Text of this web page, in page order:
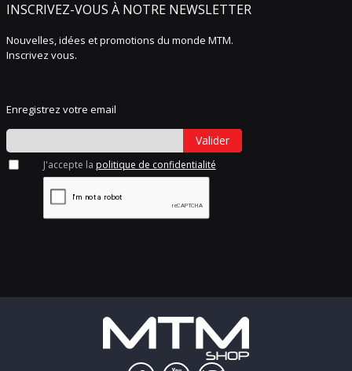
INSCRIVEZ-VOUS À NOTRE NEWSLETTER
Nouvelles, idées et promotions du monde MTM.
Inscrivez vous.
Enregistrez votre email
Valider
J'accepte la politique de confidentialité